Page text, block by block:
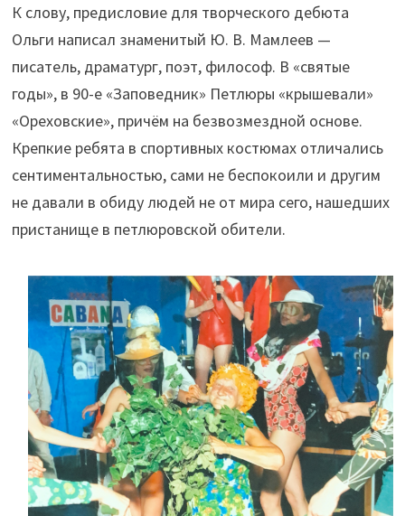
К слову, предисловие для творческого дебюта
Ольги написал знаменитый Ю. В. Мамлеев —
писатель, драматург, поэт, философ. В «святые
годы», в 90-е «Заповедник» Петлюры «крышевали»
«Ореховские», причём на безвозмездной основе.
Крепкие ребята в спортивных костюмах отличались
сентиментальностью, сами не беспокоили и другим
не давали в обиду людей не от мира сего, нашедших
пристанище в петлюровской обители.